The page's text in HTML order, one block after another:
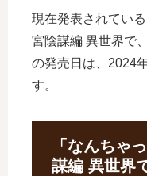
現在発表されてい
宮陰謀編 異世界で
の発売日は、2024
す。
「なんちゃ
謀編 異世界